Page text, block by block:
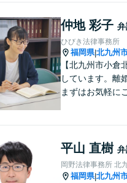
仲地 彩子
ひびき法律事務所
福岡県|北九州
【北九州市小
しています。離
まずはお気軽に
平山 直樹
岡野法律事務所 北
福岡県|北九州